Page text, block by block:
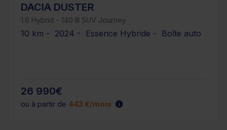
DACIA DUSTER
1.6 Hybrid - 140 III SUV Journey
10 km - 2024 - Essence Hybride - Boîte auto
26 990€
ou à partir de 443 €/mois